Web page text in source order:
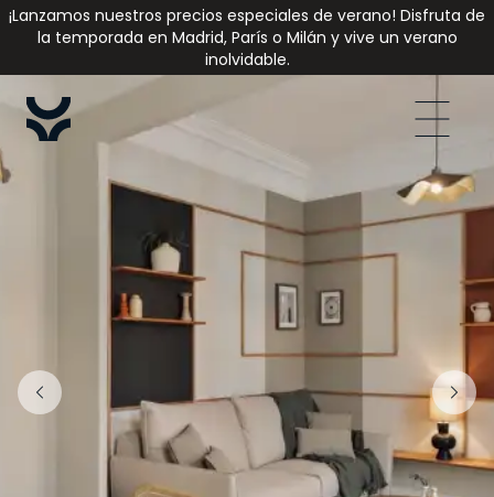
¡Lanzamos nuestros precios especiales de verano! Disfruta de
la temporada en Madrid, París o Milán y vive un verano
inolvidable.